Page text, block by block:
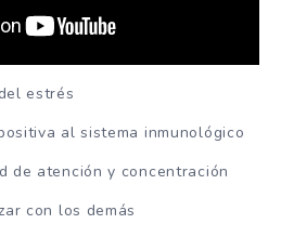
estrés
al sistema inmunológico
de atención y concentración
con los demás